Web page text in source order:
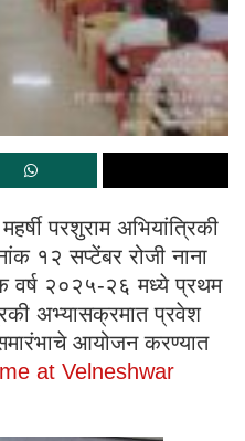
परशुराम अभियांत्रिकी
१२ सप्टेंबर रोजी नाना
वर्ष २०२५-२६ मध्ये प्रथम
अभ्यासक्रमात प्रवेश
समारंभाचे आयोजन करण्यात
at Velneshwar